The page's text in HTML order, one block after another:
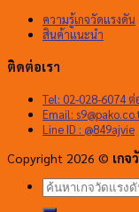
ความรู้เกจวัดแรงดัน
สินค้าแนะนำ
ติดต่อเรา
Tel: 02-028-6074 ต่
Email:
Line ID : @849ajvie
Copyright 2026 © เกจ
ค้นหา: